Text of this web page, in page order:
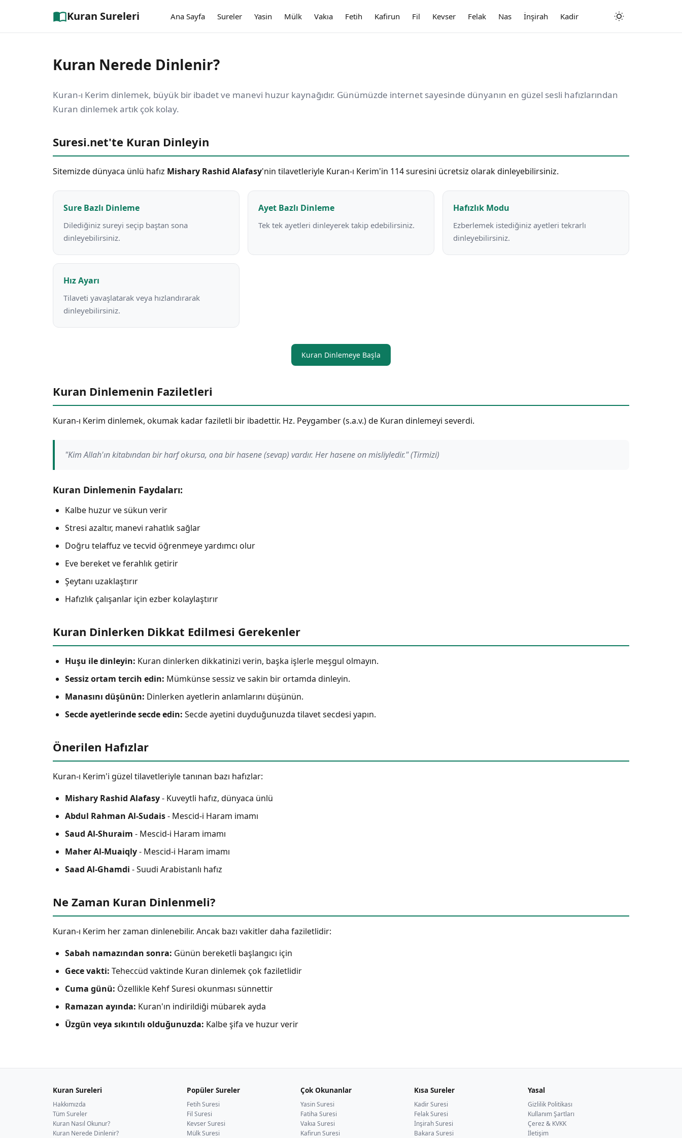
Kuran Sureleri Ana Sayfa Sureler Yasin Mülk Vakıa Fetih Kafirun Fil Kevser Felak Nas İnşirah Kadir
Kuran Nerede Dinlenir?
Kuran-ı Kerim dinlemek, büyük bir ibadet ve manevi huzur kaynağıdır. Günümüzde internet sayesinde dünyanın en güzel sesli hafızlarından
Kuran dinlemek artık çok kolay.
Suresi.net'te Kuran Dinleyin
Sitemizde dünyaca ünlü hafız Mishary Rashid Alafasy'nin tilavetleriyle Kuran-ı Kerim'in 114 suresini ücretsiz olarak dinleyebilirsiniz.
Sure Bazlı Dinleme
Dilediğiniz sureyi seçip baştan sona
dinleyebilirsiniz.
Ayet Bazlı Dinleme
Tek tek ayetleri dinleyerek takip edebilirsiniz.
Hafızlık Modu
Ezberlemek istediğiniz ayetleri tekrarlı
dinleyebilirsiniz.
Hız Ayarı
Tilaveti yavaşlatarak veya hızlandırarak
dinleyebilirsiniz.
Kuran Dinlemeye Başla
Kuran Dinlemenin Faziletleri
Kuran-ı Kerim dinlemek, okumak kadar faziletli bir ibadettir. Hz. Peygamber (s.a.v.) de Kuran dinlemeyi severdi.
"Kim Allah'ın kitabından bir harf okursa, ona bir hasene (sevap) vardır. Her hasene on misliyledir." (Tirmizi)
Kuran Dinlemenin Faydaları:
Kalbe huzur ve sükun verir
Stresi azaltır, manevi rahatlık sağlar
Doğru telaffuz ve tecvid öğrenmeye yardımcı olur
Eve bereket ve ferahlık getirir
Şeytanı uzaklaştırır
Hafızlık çalışanlar için ezber kolaylaştırır
Kuran Dinlerken Dikkat Edilmesi Gerekenler
Huşu ile dinleyin: Kuran dinlerken dikkatinizi verin, başka işlerle meşgul olmayın.
Sessiz ortam tercih edin: Mümkünse sessiz ve sakin bir ortamda dinleyin.
Manasını düşünün: Dinlerken ayetlerin anlamlarını düşünün.
Secde ayetlerinde secde edin: Secde ayetini duyduğunuzda tilavet secdesi yapın.
Önerilen Hafızlar
Kuran-ı Kerim'i güzel tilavetleriyle tanınan bazı hafızlar:
Mishary Rashid Alafasy- Kuveytli hafız, dünyaca ünlü
Abdul Rahman Al-Sudais- Mescid-i Haram imamı
Saud Al-Shuraim - Mescid-i Haram imamı
Maher Al-Muaiqly- Mescid-i Haram imamı
Saad Al-Ghamdi - Suudi Arabistanlı hafız
Ne Zaman Kuran Dinlenmeli?
Kuran-ı Kerim her zaman dinlenebilir. Ancak bazı vakitler daha faziletlidir:
Sabah namazından sonra: Günün bereketli başlangıcı için
Gece vakti: Teheccüd vaktinde Kuran dinlemek çok faziletlidir
Cuma günü: Özellikle Kehf Suresi okunması sünnettir
Ramazan ayında: Kuran'ın indirildiği mübarek ayda
Üzgün veya sıkıntılı olduğunuzda: Kalbe şifa ve huzur verir
Kuran Sureleri
Hakkımızda
Tüm Sureler
Kuran Nasıl Okunur?
Kuran Nerede Dinlenir?
Popüler Sureler
Fetih Suresi
Fil Suresi
Kevser Suresi
Mülk Suresi
Çok Okunanlar
Yasin Suresi
Fatiha Suresi
Vakıa Suresi
Kafirun Suresi
Kısa Sureler
Kadir Suresi
Felak Suresi
İnşirah Suresi
Bakara Suresi
Yasal
Gizlilik Politikası
Kullanım Şartları
Çerez & KVKK
İletişim